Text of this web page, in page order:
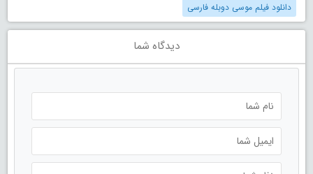
دانلود فیلم موسی دوبله فارسی
دیدگاه شما